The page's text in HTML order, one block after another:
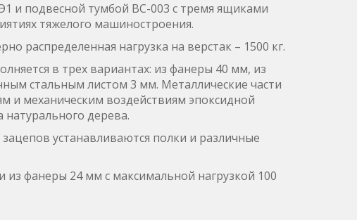
и подвесной тумбой ВС-003 с тремя ящиками
тяжелого машиностроения.
распределенная нагрузка на верстак – 1500 кг.
в трех вариантах: из фанеры 40 мм, из
стальным листом 3 мм. Металлические части
и механическим воздействиям эпоксидной
дерева.
устанавливаются полки и различные
фанеры 24 мм с максимальной нагрузкой 100